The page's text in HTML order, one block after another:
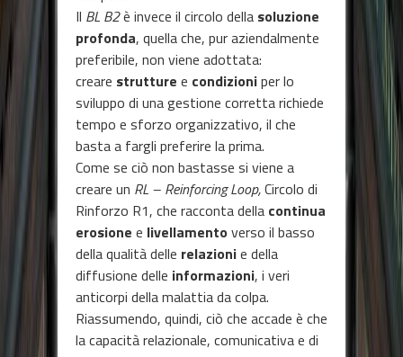
Il BL B2è invece il circolo della soluzione
profonda, quella che, pur aziendalmente
preferibile, non viene adottata:
creare strutture e condizioniper lo
sviluppo di una gestione corretta richiede
tempo e sforzo organizzativo, il che
basta a fargli preferire la prima.
Come se ciò non bastasse si viene a
creare un RL – Reinforcing Loop,Circolo di
Rinforzo R1, che racconta della continua
erosione e livellamento verso il basso
della qualità delle relazionie della
diffusione delle informazioni, i veri
anticorpi della malattia da colpa.
Riassumendo, quindi, ciò che accade è che
la capacità relazionale, comunicativa e di